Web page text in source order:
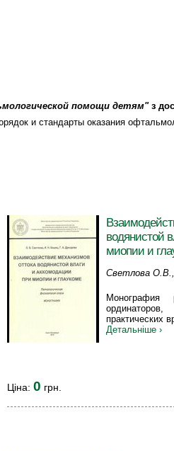
помощи детям"з
и стандарты оказания
водянистой
миопии и
Светлова
Монография
практических
Детальніше ›
Ціна:0 грн.